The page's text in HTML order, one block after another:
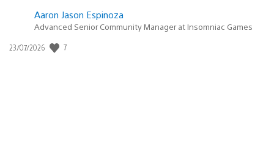
Aaron Jason Espinoza
Advanced Senior Community Manager at Insomniac Games
Fecha
23/07/2026 7